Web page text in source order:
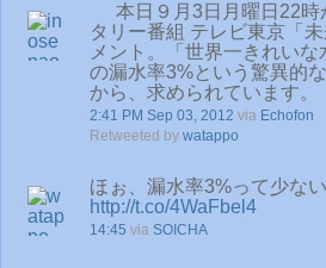
本日９月3日月曜日22
タリー番組 テレビ東京「
メント。「世界一きれい
の漏水率3%という驚異的
から、求められています。
2:41 PM Sep 03, 2012 via Echofon
Retweeted by watappo
ほぉ、漏水率3%って少な
http://t.co/4WaFbel4
14:45 via SOICHA